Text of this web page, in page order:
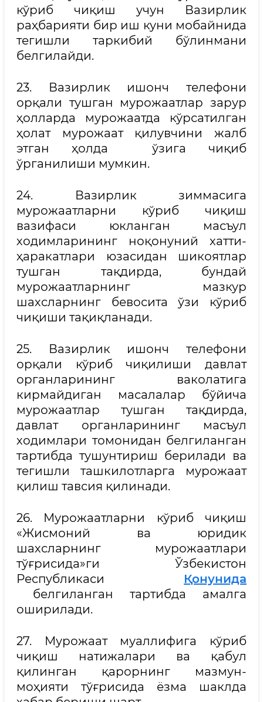
кўриб чиқиш учун Вазирлик
раҳбарияти бир иш куни мобайнида
тегишли таркибий бўлинмани
белгилайди.
23. Вазирлик ишонч телефони
орқали тушган мурожаатлар зарур
ҳолларда мурожаатда кўрсатилган
ҳолат мурожаат қилувчини жалб
этган ҳолда ўзига чиқиб
ўрганилиши мумкин.
24. Вазирлик зиммасига
мурожаатларни кўриб чиқиш
вазифаси юкланган масъул
ходимларининг ноқонуний хатти-
ҳаракатлари юзасидан шикоятлар
тушган тақдирда, бундай
мурожаатларнинг мазкур
шахсларнинг бевосита ўзи кўриб
чиқиши тақиқланади.
25. Вазирлик ишонч телефони
орқали кўриб чиқилиши давлат
органларининг ваколатига
кирмайдиган масалалар бўйича
мурожаатлар тушган тақдирда,
давлат органларининг масъул
ходимлари томонидан белгиланган
тартибда тушунтириш берилади ва
тегишли ташкилотларга мурожаат
қилиш тавсия қилинади.
26. Мурожаатларни кўриб чиқиш
«Жисмоний ва юридик
шахсларнинг мурожаатлари
тўғрисида»ги Ўзбекистон
Республикаси Қонунида
белгиланган тартибда амалга
оширилади.
27. Мурожаат муаллифига кўриб
чиқиш натижалари ва қабул
қилинган қарорнинг мазмун-
моҳияти тўғрисида ёзма шаклда